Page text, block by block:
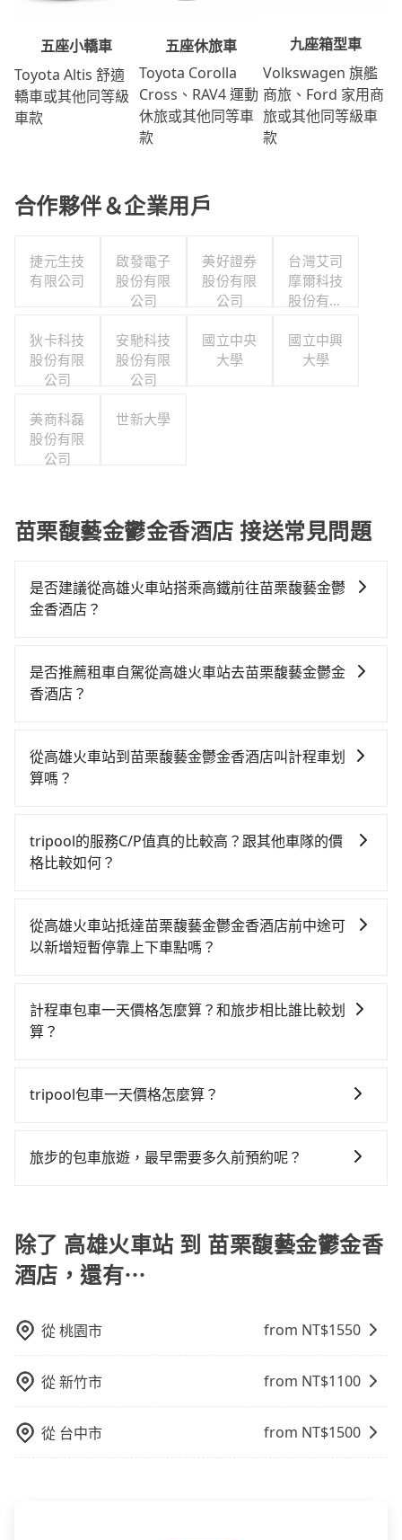
五座小轎車
Toyota Altis 舒適
轎車或其他同等級
車款
五座休旅車
Toyota Corolla
Cross、RAV4 運動
休旅或其他同等車
款
九座箱型車
Volkswagen 旗艦
商旅、Ford 家用商
旅或其他同等級車
款
合作夥伴＆企業用戶
捷元生技
有限公司
啟發電子
股份有限
公司
美好證券
股份有限
公司
台灣艾司
摩爾科技
股份有限
狄卡科技
股份有限
公司
安馳科技
股份有限
公司
國立中央
大學
國立中興
大學
美商科磊
股份有限
公司
世新大學
苗栗馥藝金鬱金香酒店 接送常見問題
是否建議從高雄火車站搭乘高鐵前往苗栗馥藝金鬱
金香酒店？
高鐵乘坐舒適、省時、較貴！不過從最早一班車06:15到
末班車21:30，左營-苗栗一天最多僅16班次，如果行程
站，叫一輛計程車花費約200元、車程約21分鐘。抵達
高鐵站後，步行進站、現場購票並於月台排隊的時間約
班的計程車，搭上小黃後約花24分鐘、車費500元後，
抵達苗栗馥藝金鬱金香酒店 (苗栗縣竹南鎮) 的目的地。
tripool並到府專車接送，則每人平均花費約1,170元，
費時2小時52分鐘。長距離移動確實搭乘高鐵可以比坐車
的。如果你是三人以下要乘車，也可參考tripool的拼車
共乘服務，最多可再節省50%的交通費用。
是否推薦租車自駕從高雄火車站去苗栗馥藝金鬱金
香酒店？
時不需要閉目養神（因為要自己開車），最重要的是你
當天就要來回，那在高雄路邊可隨租隨借的iRent應該是
火車站到苗栗馥藝金鬱金香酒店的花費預估為
$3,250~3,900（金額差異來自於平假日、車款差異、抵
能的罰單都需自付。再者，和運的iRent只提供最基本的
車型，如Toyota Yaris、Prius C、Vios這類乘坐體驗較
況，打開車門才發現仍有上一組乘客遺留的垃圾或者撞
凹的車門仍未被修理，每一次租車都好像在開樂透一
車位，對於急著用車或者要載其他乘客的人來說就有不
上下車地點仍有段距離，在遇到下雨天或者載行李時，
從高雄火車站到苗栗馥藝金鬱金香酒店叫計程車划
算嗎？
灣大車隊、Uber、Line Taxi、Yoxi等，如果在路邊攔不
到車，也可考慮打電話至高雄火車站附近的計程車隊，
元間，但如改預約tripool可省高達$1,600。但如果要考
慮到回程，苗栗縣僅有合法計程車約380輛，數量約為高
tripool都是你從高雄火車站到苗栗馥藝金鬱金香酒店的
最佳選擇。
tripool的服務C/P值真的比較高？跟其他車隊的價
格比較如何？
市場上稍具規模且合法經營的業者，有以短程與城市為
主的台灣大車隊、大都會、LINE Taxi、Uber，機場接送
單程接送與跨縣市計時包車，不論從哪邊去哪裡（當然
也包括高雄火車站去苗栗馥藝金鬱金香酒店），全台保
從高雄火車站抵達苗栗馥藝金鬱金香酒店前中途可
以新增短暫停靠上下車點嗎？
車站前往苗栗馥藝金鬱金香酒店的途中可備註加點。每
個加點位置，前後額外里程數5公里內加收200元。雖然
計程車包車一天價格怎麼算？和旅步相比誰比較划
算？
格通常是根據時間或距離來計算，而且在不同城市和地
之前，最好先詢問清楚具體價格和注意事項。相比之
用。
tripool包車一天價格怎麼算？
需行程的公里數及車型而有所不同，建議可以直接上旅
旅步的包車旅遊，最早需要多久前預約呢？
以不妨趁早訂購，享受更划算的價格。
除了 高雄火車站 到 苗栗馥藝金鬱金香
酒店，還有⋯
從桃園市 from NT$1550
從新竹市 from NT$1100
從 台中市 from NT$1500